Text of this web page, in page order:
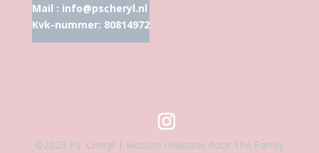
Mail : info@pscheryl.nl
Kvk-nummer: 80814972
©2023 PS. Cheryl | website realisatie door The Family